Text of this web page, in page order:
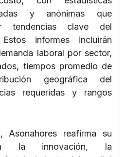
y anónimas que
tendencias clave del
informes incluirán
laboral por sector,
tiempos promedio de
geográfica del
requeridas y rangos
Asonahores reafirma su
la innovación, la